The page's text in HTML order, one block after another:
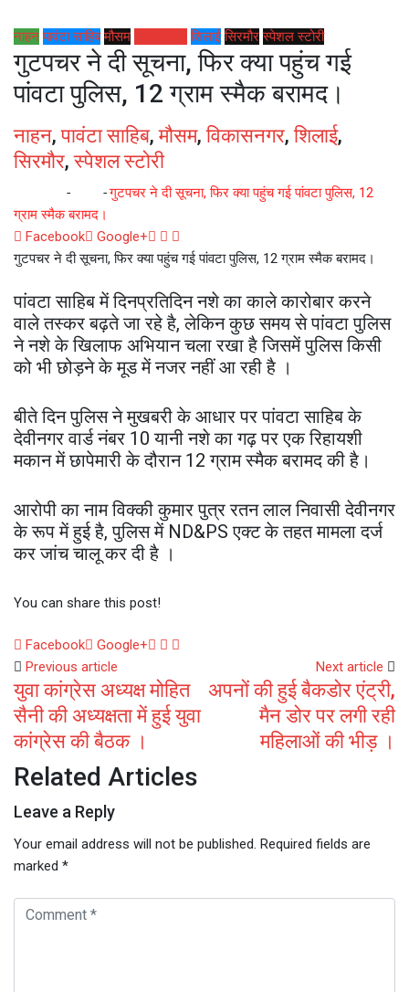
नाहन पावंटा साहिब मौसम शिलाई सिरमौर स्पेशल स्टोरी
गुटपचर ने दी सूचना, फिर क्या पहुंच गई
पांवटा पुलिस, 12 ग्राम स्मैक बरामद।
नाहन,पावंटा साहिब,मौसम,विकासनगर,शिलाई,
सिरमौर,स्पेशल स्टोरी
- -गुटपचर ने दी सूचना, फिर क्या पहुंच गई पांवटा पुलिस, 12
ग्राम स्मैक बरामद।
Facebook
Google+ Whatsapp
Reddit
via
गुटपचर ने दी सूचना, फिर क्या पहुंच गई पांवटा पुलिस, 12 ग्राम स्मैक बरामद।
पांवटा साहिब में दिनप्रतिदिन नशे का काले कारोबार करने
वाले तस्कर बढ़ते जा रहे है, लेकिन कुछ समय से पांवटा पुलिस
ने नशे के खिलाफ अभियान चला रखा है जिसमें पुलिस किसी
को भी छोड़ने के मूड में नजर नहीं आ रही है ।
बीते दिन पुलिस ने मुखबरी के आधार पर पांवटा साहिब के
देवीनगर वार्ड नंबर 10 यानी नशे का गढ़ पर एक रिहायशी
मकान में छापेमारी के दौरान 12 ग्राम स्मैक बरामद की है।
आरोपी का नाम विक्की कुमार पुत्र रतन लाल निवासी देवीनगर
के रूप में हुई है, पुलिस में ND&PS एक्ट के तहत मामला दर्ज
कर जांच चालू कर दी है ।
You can share this post!
Facebook Google+ Whatsapp
Reddit
Email
Previous article
युवा कांग्रेस अध्यक्ष मोहित
सैनी की अध्यक्षता में हुई युवा
कांग्रेस की बैठक ।
Next article
अपनों की हुई बैकडोर एंट्री,
मैन डोर पर लगी रही
महिलाओं की भीड़ ।
Related Articles
Leave a Reply
Your email address will not be published. Required fields are
marked *